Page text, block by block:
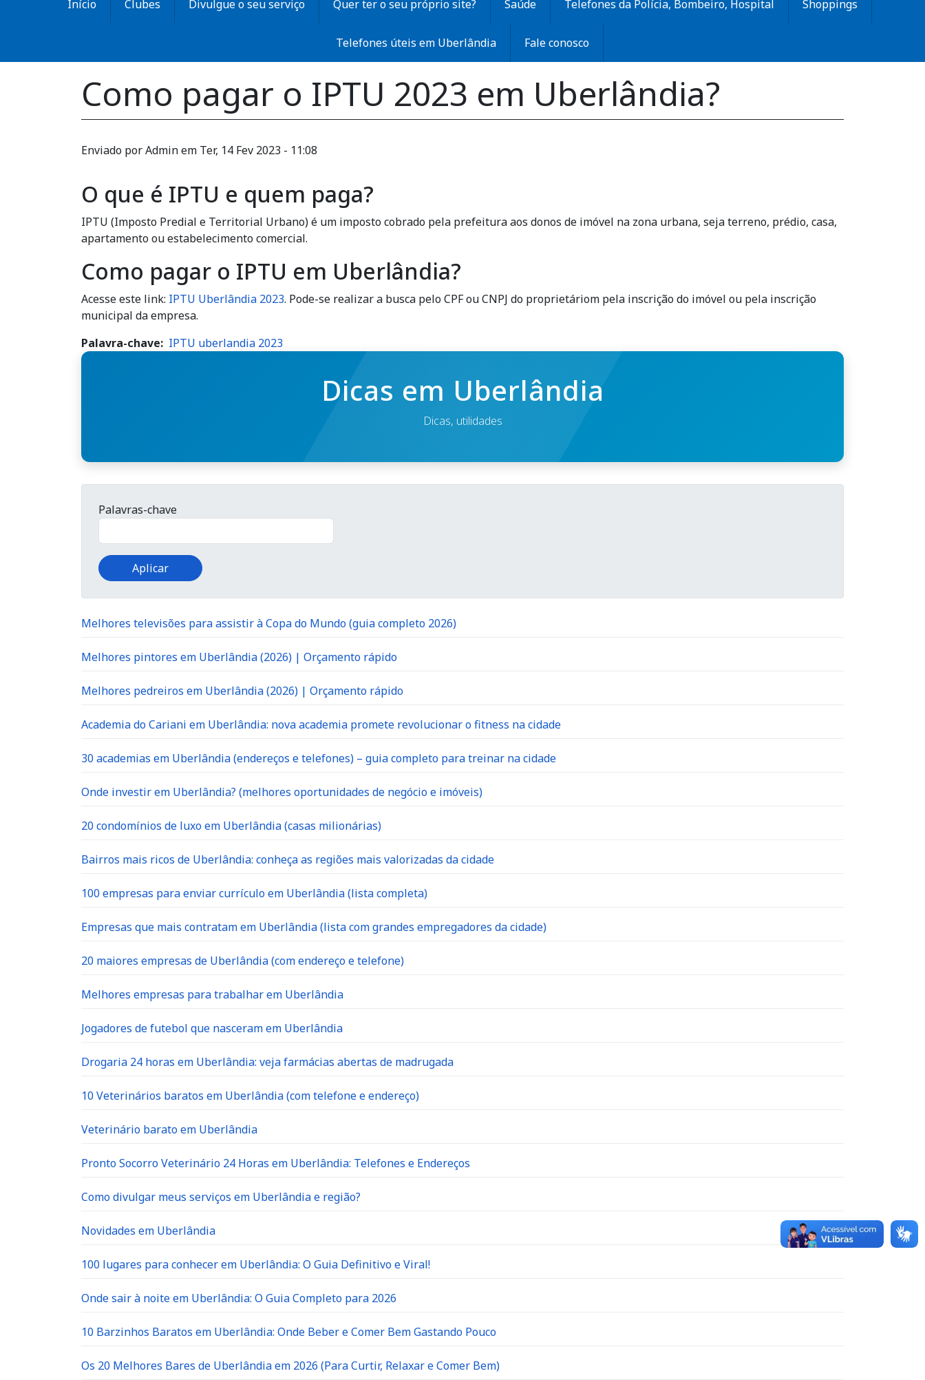
Início Clubes Divulgue o seu serviço Quer ter o seu próprio site? Saúde Telefones da Polícia, Bombeiro, Hospital Shoppings
Telefones úteis em Uberlândia Fale conosco
Como pagar o IPTU 2023 em Uberlândia?
Enviado porAdminem Ter, 14 Fev 2023 - 11:08
O que é IPTU e quem paga?
IPTU (Imposto Predial e Territorial Urbano) é um imposto cobrado pela prefeitura aos donos de imóvel na zona urbana, seja terreno, prédio, casa,
apartamento ou estabelecimento comercial.
Como pagar o IPTU em Uberlândia?
Acesse este link: IPTU Uberlândia 2023. Pode-se realizar a busca pelo CPF ou CNPJ do proprietáriom pela inscrição do imóvel ou pela inscrição
municipal da empresa.
Palavra-chave
IPTU uberlandia 2023
Dicas em Uberlândia
Dicas, utilidades
Palavras-chave
Melhores televisões para assistir à Copa do Mundo (guia completo 2026)
Melhores pintores em Uberlândia (2026) | Orçamento rápido
Melhores pedreiros em Uberlândia (2026) | Orçamento rápido
Academia do Cariani em Uberlândia: nova academia promete revolucionar o fitness na cidade
30 academias em Uberlândia (endereços e telefones) – guia completo para treinar na cidade
Onde investir em Uberlândia? (melhores oportunidades de negócio e imóveis)
20 condomínios de luxo em Uberlândia (casas milionárias)
Bairros mais ricos de Uberlândia: conheça as regiões mais valorizadas da cidade
100 empresas para enviar currículo em Uberlândia (lista completa)
Empresas que mais contratam em Uberlândia (lista com grandes empregadores da cidade)
20 maiores empresas de Uberlândia (com endereço e telefone)
Melhores empresas para trabalhar em Uberlândia
Jogadores de futebol que nasceram em Uberlândia
Drogaria 24 horas em Uberlândia: veja farmácias abertas de madrugada
10 Veterinários baratos em Uberlândia (com telefone e endereço)
Veterinário barato em Uberlândia
Pronto Socorro Veterinário 24 Horas em Uberlândia: Telefones e Endereços
Como divulgar meus serviços em Uberlândia e região?
Novidades em Uberlândia
100 lugares para conhecer em Uberlândia: O Guia Definitivo e Viral!
Onde sair à noite em Uberlândia: O Guia Completo para 2026
10 Barzinhos Baratos em Uberlândia: Onde Beber e Comer Bem Gastando Pouco
Os 20 Melhores Bares de Uberlândia em 2026 (Para Curtir, Relaxar e Comer Bem)